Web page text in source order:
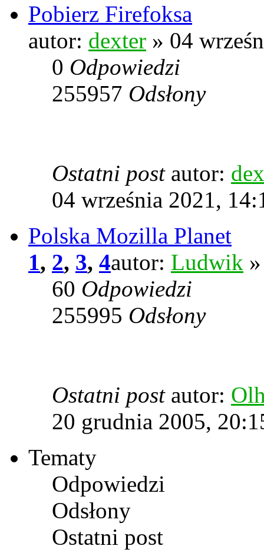
Pobierz Firefoksa
autor: dexter » 04
0 Odpowiedzi
255957 Odsłony
Ostatni post autor:
04 września 2021,
Polska Mozilla Planet
1, 2, 3, 4autor: Ludwik
60 Odpowiedzi
255995 Odsłony
Ostatni post autor:
20 grudnia 2005,
Tematy
Odpowiedzi
Odsłony
Ostatni post